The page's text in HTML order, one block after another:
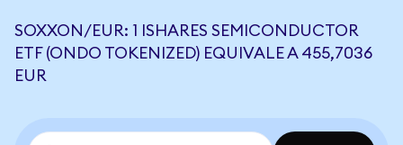
SOXXON/EUR: 1 ISHARES SEMICONDUCTOR
ETF (ONDO TOKENIZED) EQUIVALE A 455,7036
EUR